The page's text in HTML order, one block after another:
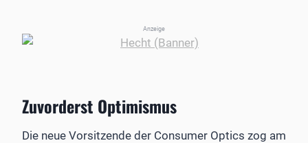
Anzeige
Zuvorderst Optimismus
Die neue Vorsitzende der Consumer Optics zog am